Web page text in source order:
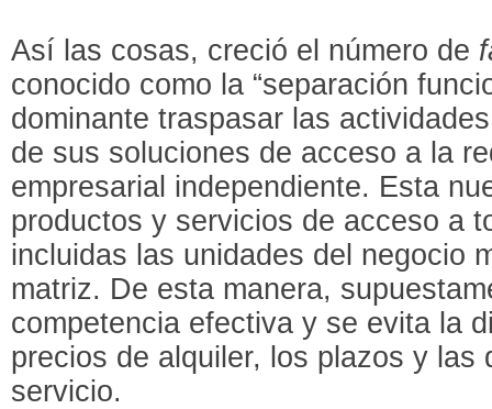
Así las cosas, creció el número de
conocido como la “separación
dominante traspasar las
de sus soluciones de acceso a la
empresarial independiente. Esta
productos y servicios de acceso a
incluidas las unidades del negocio
matriz. De esta manera,
competencia efectiva y se evita la
precios de alquiler, los plazos y las
servicio.